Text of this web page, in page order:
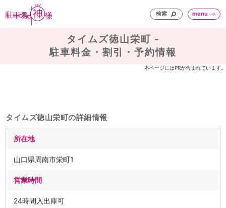
検索 menu
タイムズ徳山栄町 -
駐車料金・割引・予約情報
本ページにはPRが含まれています。
タイムズ徳山栄町の詳細情報
所在地
山口県周南市栄町1
営業時間
24時間入出庫可